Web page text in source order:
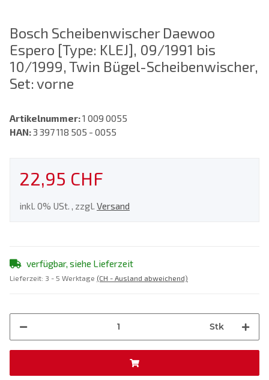
Bosch Scheibenwischer Daewoo
Espero [Type: KLEJ], 09/1991 bis
10/1999, Twin Bügel-Scheibenwischer,
Set: vorne
Artikelnummer:1 009 0055
HAN:3 397 118 505 - 0055
22,95 CHF
inkl. 0% USt. , zzgl. Versand
verfügbar, siehe Lieferzeit
Lieferzeit: 3 - 5 Werktage (CH - Ausland abweichend)
Stk